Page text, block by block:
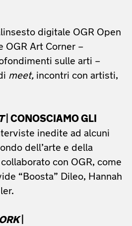
digitale OGR Open
OGR Art Corner –
sulle arti –
meet, incontri con artisti,
| CONOSCIAMO GLI
inedite ad alcuni
dell’arte e della
con OGR, come
“Boosta” Dileo, Hannah
|